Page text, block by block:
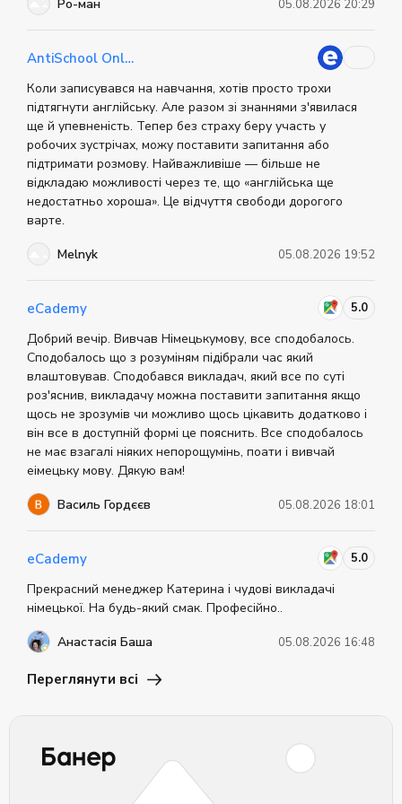
Ро-ман
05.08.2026 20:29
AntiSchool Online
Коли записувався на навчання, хотів просто трохи
підтягнути англійську. Але разом зі знаннями з'явилася
ще й упевненість. Тепер без страху беру участь у
робочих зустрічах, можу поставити запитання або
підтримати розмову. Найважливіше — більше не
відкладаю можливості через те, що «англійська ще
недостатньо хороша». Це відчуття свободи дорогого
варте.
Melnyk
05.08.2026 19:52
eCademy 5.0
Добрий вечір. Вивчав Німецькумову, все сподобалось.
Сподобалось що з розуміням підібрали час який
влаштовував. Сподобався викладач, який все по суті
роз'яснив, викладачу можна поставити запитання якщо
щось не зрозумів чи можливо щось цікавить додатково і
він все в доступній формі це пояснить. Все сподобалось
не має взагалі ніяких непорощумінь, поати і вивчай
еімецьку мову. Дякую вам!
Василь Гордєєв
05.08.2026 18:01
eCademy 5.0
Прекрасний менеджер Катерина і чудові викладачі
німецької. На будь-який смак. Професійно..
Анастасія Баша
05.08.2026 16:48
Переглянути всі